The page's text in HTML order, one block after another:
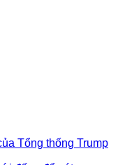
Tổng thống Trump